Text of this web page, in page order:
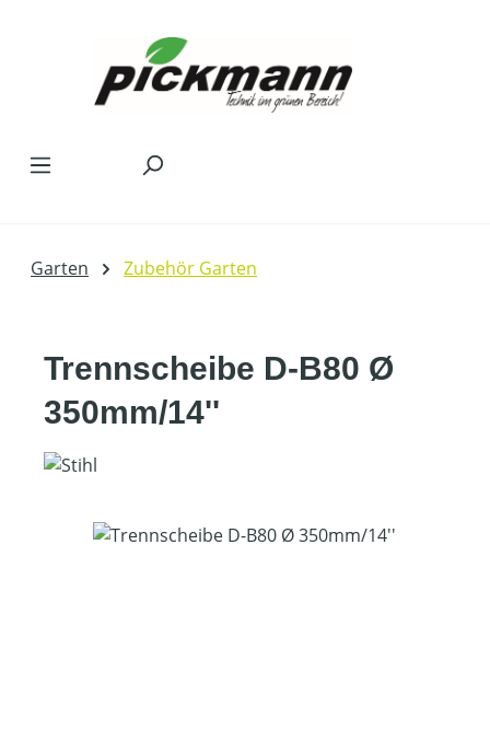
Garten Zubehör Garten
Trennscheibe D-B80 Ø
350mm/14''
Bildergalerie überspringen